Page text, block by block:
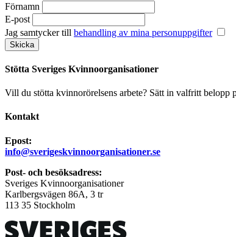
Förnamn
E-post
Jag samtycker till behandling av mina personuppgifter
Stötta Sveriges Kvinnoorganisationer
Vill du stötta kvinnorörelsens arbete? Sätt in valfritt
Kontakt
Epost:
info@sverigeskvinnoorganisationer.se
Post- och besöksadress:
Sveriges Kvinnoorganisationer
Karlbergsvägen 86A, 3 tr
113 35 Stockholm